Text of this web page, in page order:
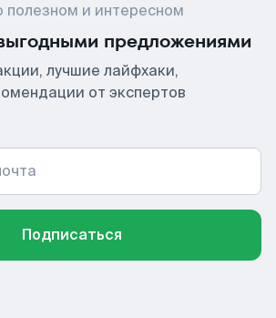
полезном и интересном
предложениями
лучшие лайфхаки,
от экспертов
Подписаться